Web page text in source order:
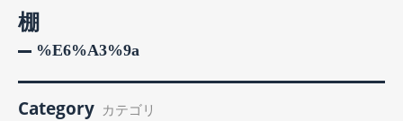
棚
%e6%a3%9a
Category カテゴリ